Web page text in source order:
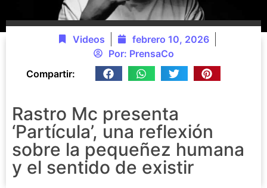
Videos
febrero 10, 2026
Por: PrensaCo
Compartir:
Rastro Mc presenta
‘Partícula’, una reflexión
sobre la pequeñez humana
y el sentido de existir